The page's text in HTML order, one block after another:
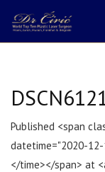
Published <span
datetime="2020-12-
</time></span> at